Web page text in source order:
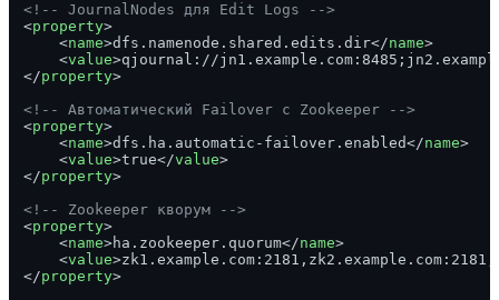
<!-- JournalNodes для Edit Logs -->
<property>
<name>dfs.namenode.shared.edits.dir</name>
<value>qjournal://
</property>
<!-- Автоматический Failover с Zookeeper -->
<property>
<name>dfs.ha.automatic-failover.enabled</name>
<value>true</value>
</property>
<!-- Zookeeper кворум -->
<property>
<name>ha.zookeeper.quorum</name>
<value>
</property>